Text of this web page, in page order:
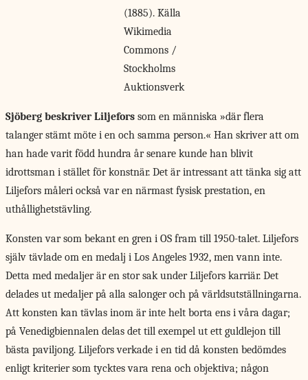
(1885). Källa
Wikimedia
Commons /
Stockholms
Auktionsverk
Sjöberg beskriver Liljefors som en människa »där flera
talanger stämt möte i en och samma person.« Han skriver att om
han hade varit född hundra år senare kunde han blivit
idrottsman i stället för konstnär. Det är intressant att tänka sig att
Liljefors måleri också var en närmast fysisk prestation, en
uthållighetstävling.
Konsten var som bekant en gren i OS fram till 1950-talet. Liljefors
själv tävlade om en medalj i Los Angeles 1932, men vann inte.
Detta med medaljer är en stor sak under Liljefors karriär. Det
delades ut medaljer på alla salonger och på världsutställningarna.
Att konsten kan tävlas inom är inte helt borta ens i våra dagar;
på Venedigbiennalen delas det till exempel ut ett guldlejon till
bästa paviljong. Liljefors verkade i en tid då konsten bedömdes
enligt kriterier som tycktes vara rena och objektiva; någon